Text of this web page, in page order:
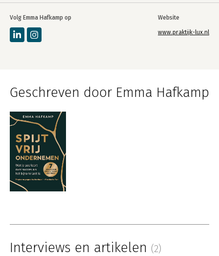
Volg Emma Hafkamp op Website
www.praktijk-lux.nl
Geschreven door Emma Hafkamp
Interviews en artikelen (2)